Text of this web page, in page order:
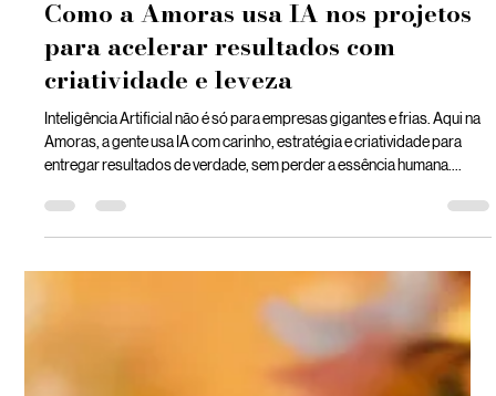
Amoras Digital
Como a Amoras usa IA nos projetos
para acelerar resultados com
criatividade e leveza
Amoras, a gente usa IA com carinho, estratégia e criatividade para
entregar resultados de verdade, sem perder a essência humana.
Neste artigo, vamos mostrar como integramos a IA nos nossos
projetos e como isso potencializa o que fazemos de melhor: criar
conexões reais entre marcas e pessoas.